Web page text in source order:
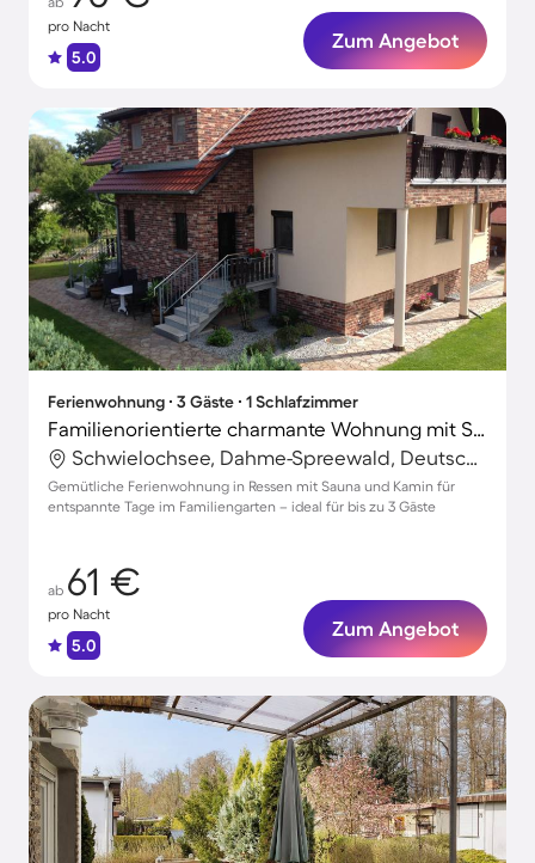
pro Nacht
5.0
Zum Angebot
Ferienwohnung ∙ 3 Gäste ∙ 1 Schlafzimmer
Familienorientierte charmante Wohnung mit Sauna, Grill und Garten | Naturblick
Schwielochsee, Dahme-Spreewald, Deutschland
Gemütliche Ferienwohnung in Ressen mit Sauna und Kamin für
entspannte Tage im Familiengarten – ideal für bis zu 3 Gäste
ab 61 €
pro Nacht
5.0
Zum Angebot